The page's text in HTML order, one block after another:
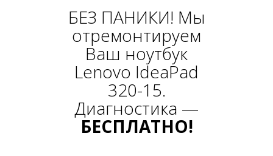
БЕЗ ПАНИКИ! Мы
отремонтируем
Ваш ноутбук
Lenovo IdeaPad
320-15.
Диагностика —
БЕСПЛАТНО!